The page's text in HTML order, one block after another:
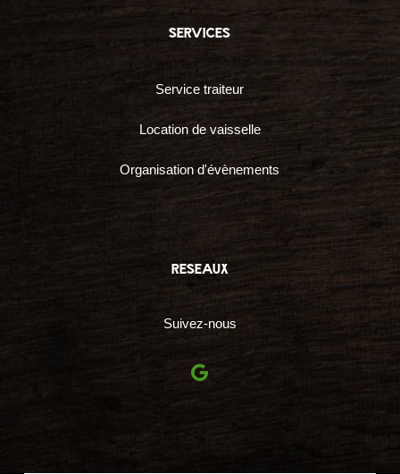
services
Service traiteur
Location de vaisselle
Organisation d'évènements
reseaux
Suivez-nous